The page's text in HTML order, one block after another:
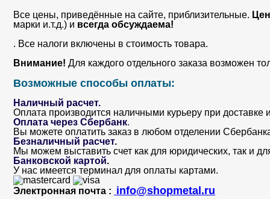
Все цены, приведённые на сайте, приблизительные.
марки и.т.д.) и всегда обсуждаема!
. Все налоги включены в стоимость товара.
Внимание! Для каждого отдельного заказа возможен
Возможные способы оплаты:
Наличный расчет.
Оплата производится наличными курьеру при
Оплата через Сбербанк.
Вы можете оплатить заказ в любом отделении
Безналичный расчет.
Мы можем выставить счет как для юридических, так и
Банковской картой.
У нас имеется терминал для оплаты картами.
Электронная почта : info@shopmetal.ru